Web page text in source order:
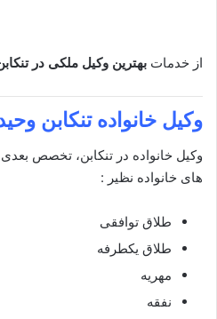
از خدمات بهترین وکیل ملکی در
وکیل خانواده تنکابن
وکیل خانواده در تنکابن، تخصص
های خانواده نظیر :
طلاق توافقی
طلاق یکطرفه
مهریه
نفقه